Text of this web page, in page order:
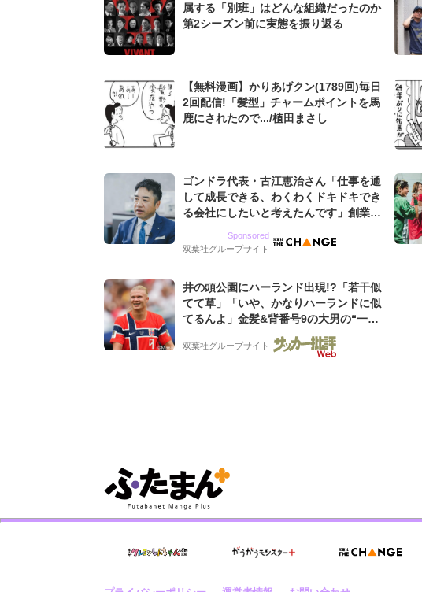
属する「別班」はどんな組織だったのか
第2シーズン前に実態を振り返る
【無料漫画】かりあげクン(1789回)毎日
2回配信!「髪型」チャームポイントを馬
鹿にされたので.../植田まさし
ゴンドラ代表・古江恵治さん「仕事を通
して成長できる、わくわくドキドキでき
る会社にしたいと考えたんです」創業来
グ会社のアイデンティティ
Sponsored
双葉社グループサイト
井の頭公園にハーランド出現!?「若干似
てて草」「いや、かなりハーランドに似
てるんよ」金髪&背番号9の大男の“一人
バイキング・ロー”映像が話題!「元気を
もらった」
双葉社グループサイト